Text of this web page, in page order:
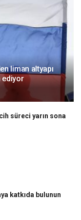
liman altyapı
ediyor
süreci yarın sona
katkıda bulunun